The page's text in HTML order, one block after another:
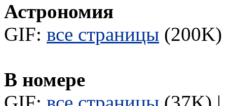
Астрономия
GIF: все страницы
В номере